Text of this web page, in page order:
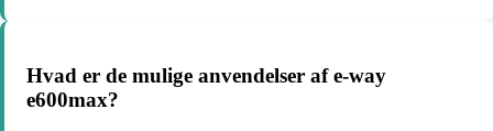
Hvad er de mulige anvendelser af e-way
e600max?